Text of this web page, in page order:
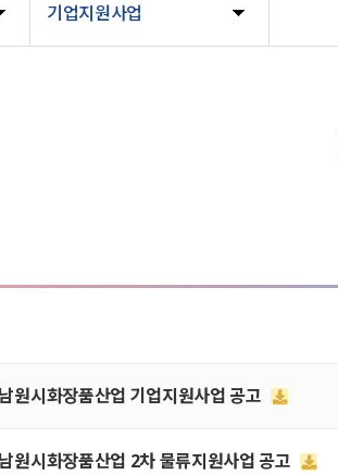
기업지원사업
원시화장품산업 기업지원사업 공고
원시화장품산업 2차 물류지원사업 공고